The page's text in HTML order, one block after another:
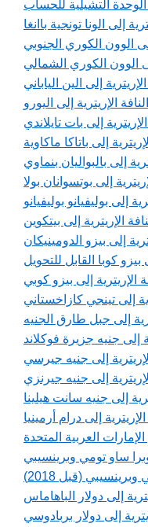
إلى الونا تونجية باانغا
الوون الكوري الجنوبي
الوون الكوري الشمالي
إلى الين الياباني
الإريترية إلى اليورو
إلى بات تايلاندي
إلى باتاكا ماكاوية
إلى بالبواليان بنماوي
إلى بوتسوانان بولا
إلى بوليفيانو بوليفيانو
الإريترية إلى بيتكوين
إلى بيزو الدومينيكان
بيزو كوبا القابل للتحويل
الإريترية إلى بيزو كوبي
إلى تينجي كازاخستاني
إلى جبل طارق الجنيه
إلى جنيه جزيرة فوكلاند
إلى جنيه جيرسي
إلى جنيه جيرنزي
إلى جنيه سانت هيلينا
إلى درام أرمينيا
العربية المتحدة
ساو تومي وبرينسيبي
(قبل 2018)
إلى دولار الباهاماس
إلى دولار بربادوسي